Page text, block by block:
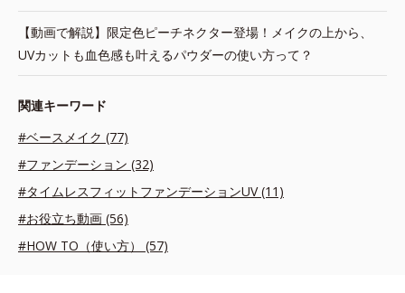
【動画で解説】限定色ピーチネクター登場！メイクの上から、
UVカットも血色感も叶えるパウダーの使い方って？
関連キーワード
#ベースメイク (77)
#ファンデーション (32)
#タイムレスフィットファンデーションUV (11)
#お役立ち動画 (56)
#HOW TO（使い方） (57)